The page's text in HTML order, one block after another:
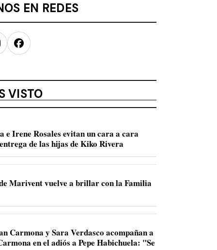
EN REDES
Facebook
VISTO
e Irene Rosales evitan un cara a cara
de las hijas de Kiko Rivera
Marivent vuelve a brillar con la Familia
Carmona y Sara Verdasco acompañan a
en el adiós a Pepe Habichuela: "Se